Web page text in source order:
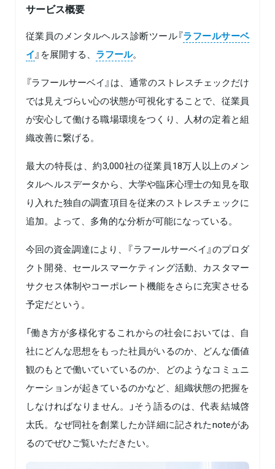
サービス概要
従業員のメンタルヘルス診断ツール『ラフールサーベ
イ』を展開する、 ラフール。
『ラフールサーベイ』は、通常のストレスチェックだけ
では見えづらい心の状態が可視化することで、従業員
が安心して働ける職場環境をつくり、人材の定着と組
織改善に繋げる。
最大の特長は、約3,000社の従業員18万⼈以上のメン
タルヘルスデータから、⼤学や臨床⼼理⼠の知⾒を取
り⼊れた独⾃の調査項⽬を従来のストレスチェックに
追加。よって、多⾓的な分析が可能になっている。
今回の資金調達により、『ラフールサーベイ』のプロダ
クト開発、セールスマーケティング活動、カスタマー
サクセス体制やコーポレート機能をさらに充実させる
予定だという。
「働き方が多様化するこれからの社会においては、自
社にどんな思想をもった社員がいるのか、どんな価値
観のもとで働いていているのか、どのようなコミュニ
ケーションが起きているのかなど、組織状態の把握を
しなければなりません。」そう語るのは、代表 結城啓
太氏。なぜ同社を創業したか詳細に記されたnoteがあ
るのでぜひご覧いただきたい。